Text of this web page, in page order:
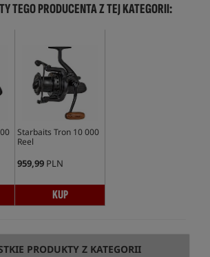
TEGO PRODUCENTA Z TEJ KATEGORII:
Starbaits Tron 10 000
Reel
959,99 PLN
KUP
PRODUKTY Z KATEGORII